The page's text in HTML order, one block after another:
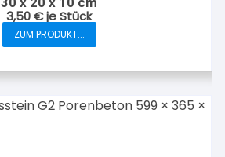
können
auf
der
Produktseite
werden
3,50€je Stück
ZUM PRODUKT...